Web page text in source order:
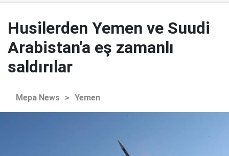
Husilerden Yemen ve Suudi
Arabistan'a eş zamanlı
saldırılar
Mepa News > Yemen